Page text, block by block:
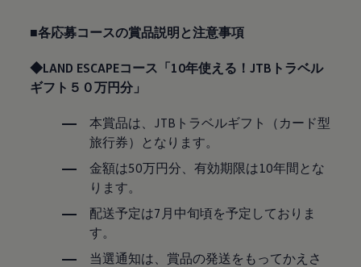
■各応募コースの賞品説明と注意事項
◆LAND ESCAPEコース「10年使える！JTBトラベル
ギフト５０万円分」
本賞品は、JTBトラベルギフト（カード型
旅行券）となります。
金額は50万円分、有効期限は10年間とな
ります。
配送予定は7月中旬頃を予定しておりま
す。
当選通知は、賞品の発送をもってかえさ